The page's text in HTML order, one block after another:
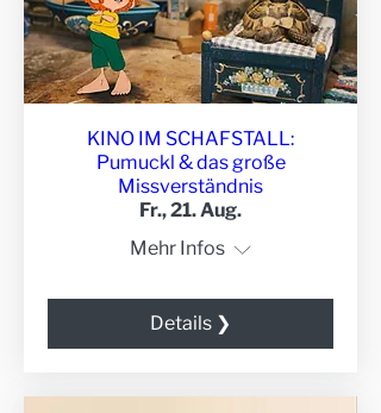
KINO IM SCHAFSTALL:
Pumuckl & das große
Missverständnis
Fr., 21. Aug.
Mehr Infos
Details ❯